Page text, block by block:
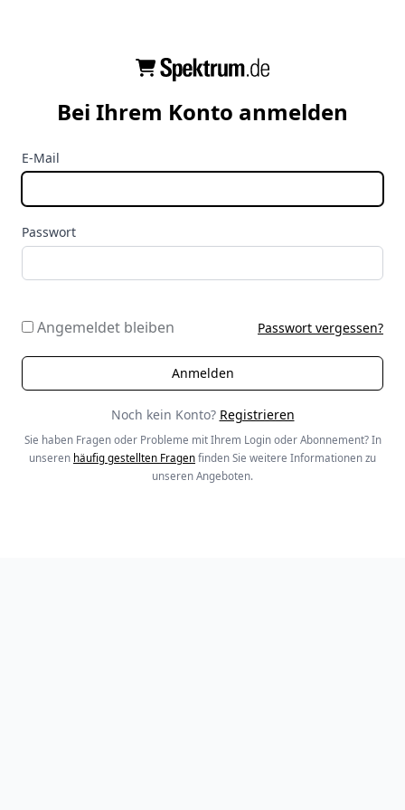
Bei Ihrem Konto anmelden
E-Mail
Passwort
Angemeldet bleiben Passwort vergessen?
Noch kein Konto? Registrieren
Sie haben Fragen oder Probleme mit Ihrem Login oder Abonnement? In
unseren häufig gestellten Fragen finden Sie weitere Informationen zu
unseren Angeboten.